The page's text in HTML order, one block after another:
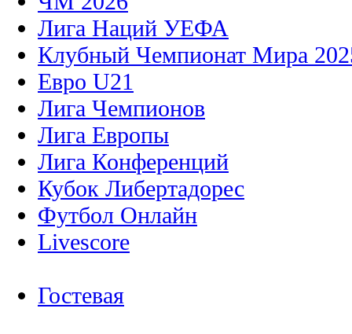
Лига Наций УЕФА
Клубный Чемпионат Мира
Евро U21
Лига Чемпионов
Лига Европы
Лига Конференций
Кубок Либертадорес
Футбол Онлайн
Livescore
Гостевая